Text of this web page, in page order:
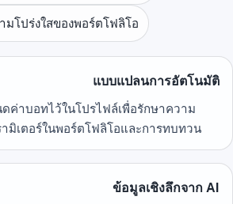
มโปร่งใสของพอร์ตโฟลิโอ
แบบแปลนการอัตโนมัติ
ค่าบอทไว้ในโปรไฟล์เพื่อรักษาความ
มิเตอร์ในพอร์ตโฟลิโอและการทบทวน
ข้อมูลเชิงลึกจาก AI